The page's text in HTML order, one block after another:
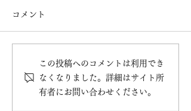
コメント
この投稿へのコメントは利用でき
なくなりました。詳細はサイト所
有者にお問い合わせください。